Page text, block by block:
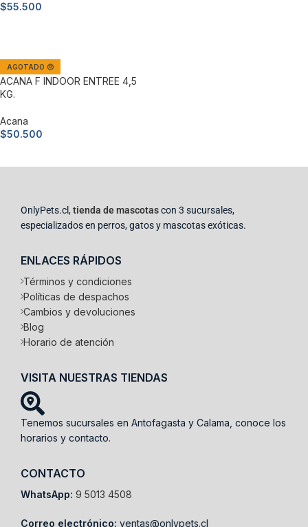
$55.500
AGOTADO 😔
ACANA F INDOOR ENTREE 4,5
KG.
Acana
$50.500
OnlyPets.cl,tienda de mascotascon 3 sucursales,
especializados en perros, gatos y mascotas exóticas.
ENLACES RÁPIDOS
Términos y condiciones
Políticas de despachos
Cambios y devoluciones
Blog
Horario de atención
VISITA NUESTRAS TIENDAS
Tenemos sucursales en Antofagasta y Calama, conoce los
horarios y contacto.
CONTACTO
WhatsApp: 9 5013 4508
Correo electrónico: ventas@onlypets.cl